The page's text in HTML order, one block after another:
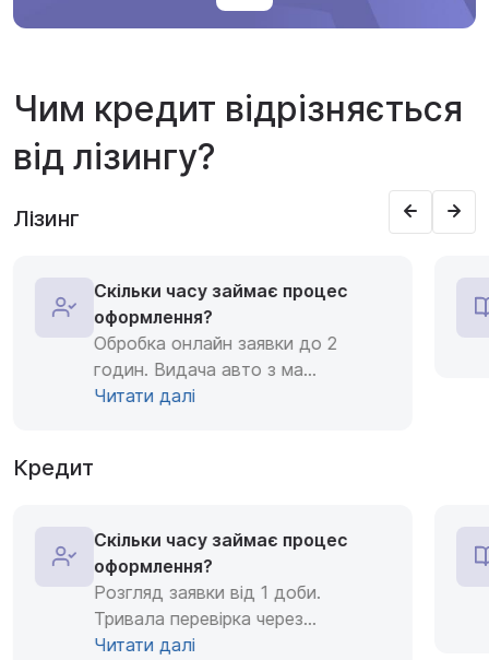
Чим кредит відрізняється
від лізингу?
Лізинг
Скільки часу займає процес
оформлення?
Обробка онлайн заявки до 2
годин. Видача авто з ма...
Читати далі
Кредит
Скільки часу займає процес
оформлення?
Розгляд заявки від 1 доби.
Тривала перевірка через...
Читати далі